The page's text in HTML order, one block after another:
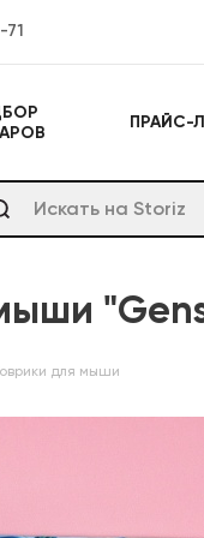
71
ПРАЙС-
для мыши